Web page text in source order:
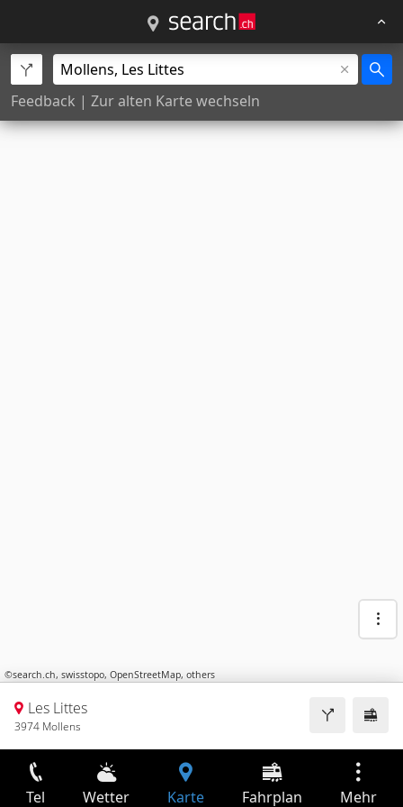
Feedback | Zur alten Karte wechseln
©search.ch, swisstopo, OpenStreetMap, others
Les Littes
3974 Mollens
Tel Wetter Karte Fahrplan Mehr